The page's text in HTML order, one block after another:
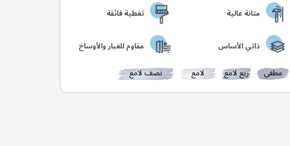
متانة عالية تغطية فائقة
ذاتي الأساس مقاوم للغبار والأوساخ
مطفي ربع لامع لامع نصف لامع